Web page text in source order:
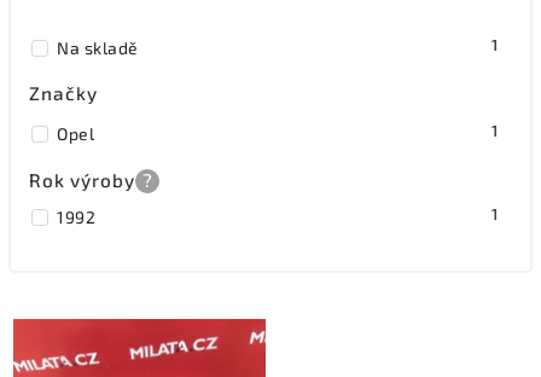
Na skladě 1
Značky
Opel 1
Rok výroby ?
1992 1